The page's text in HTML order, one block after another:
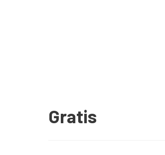
Gratis